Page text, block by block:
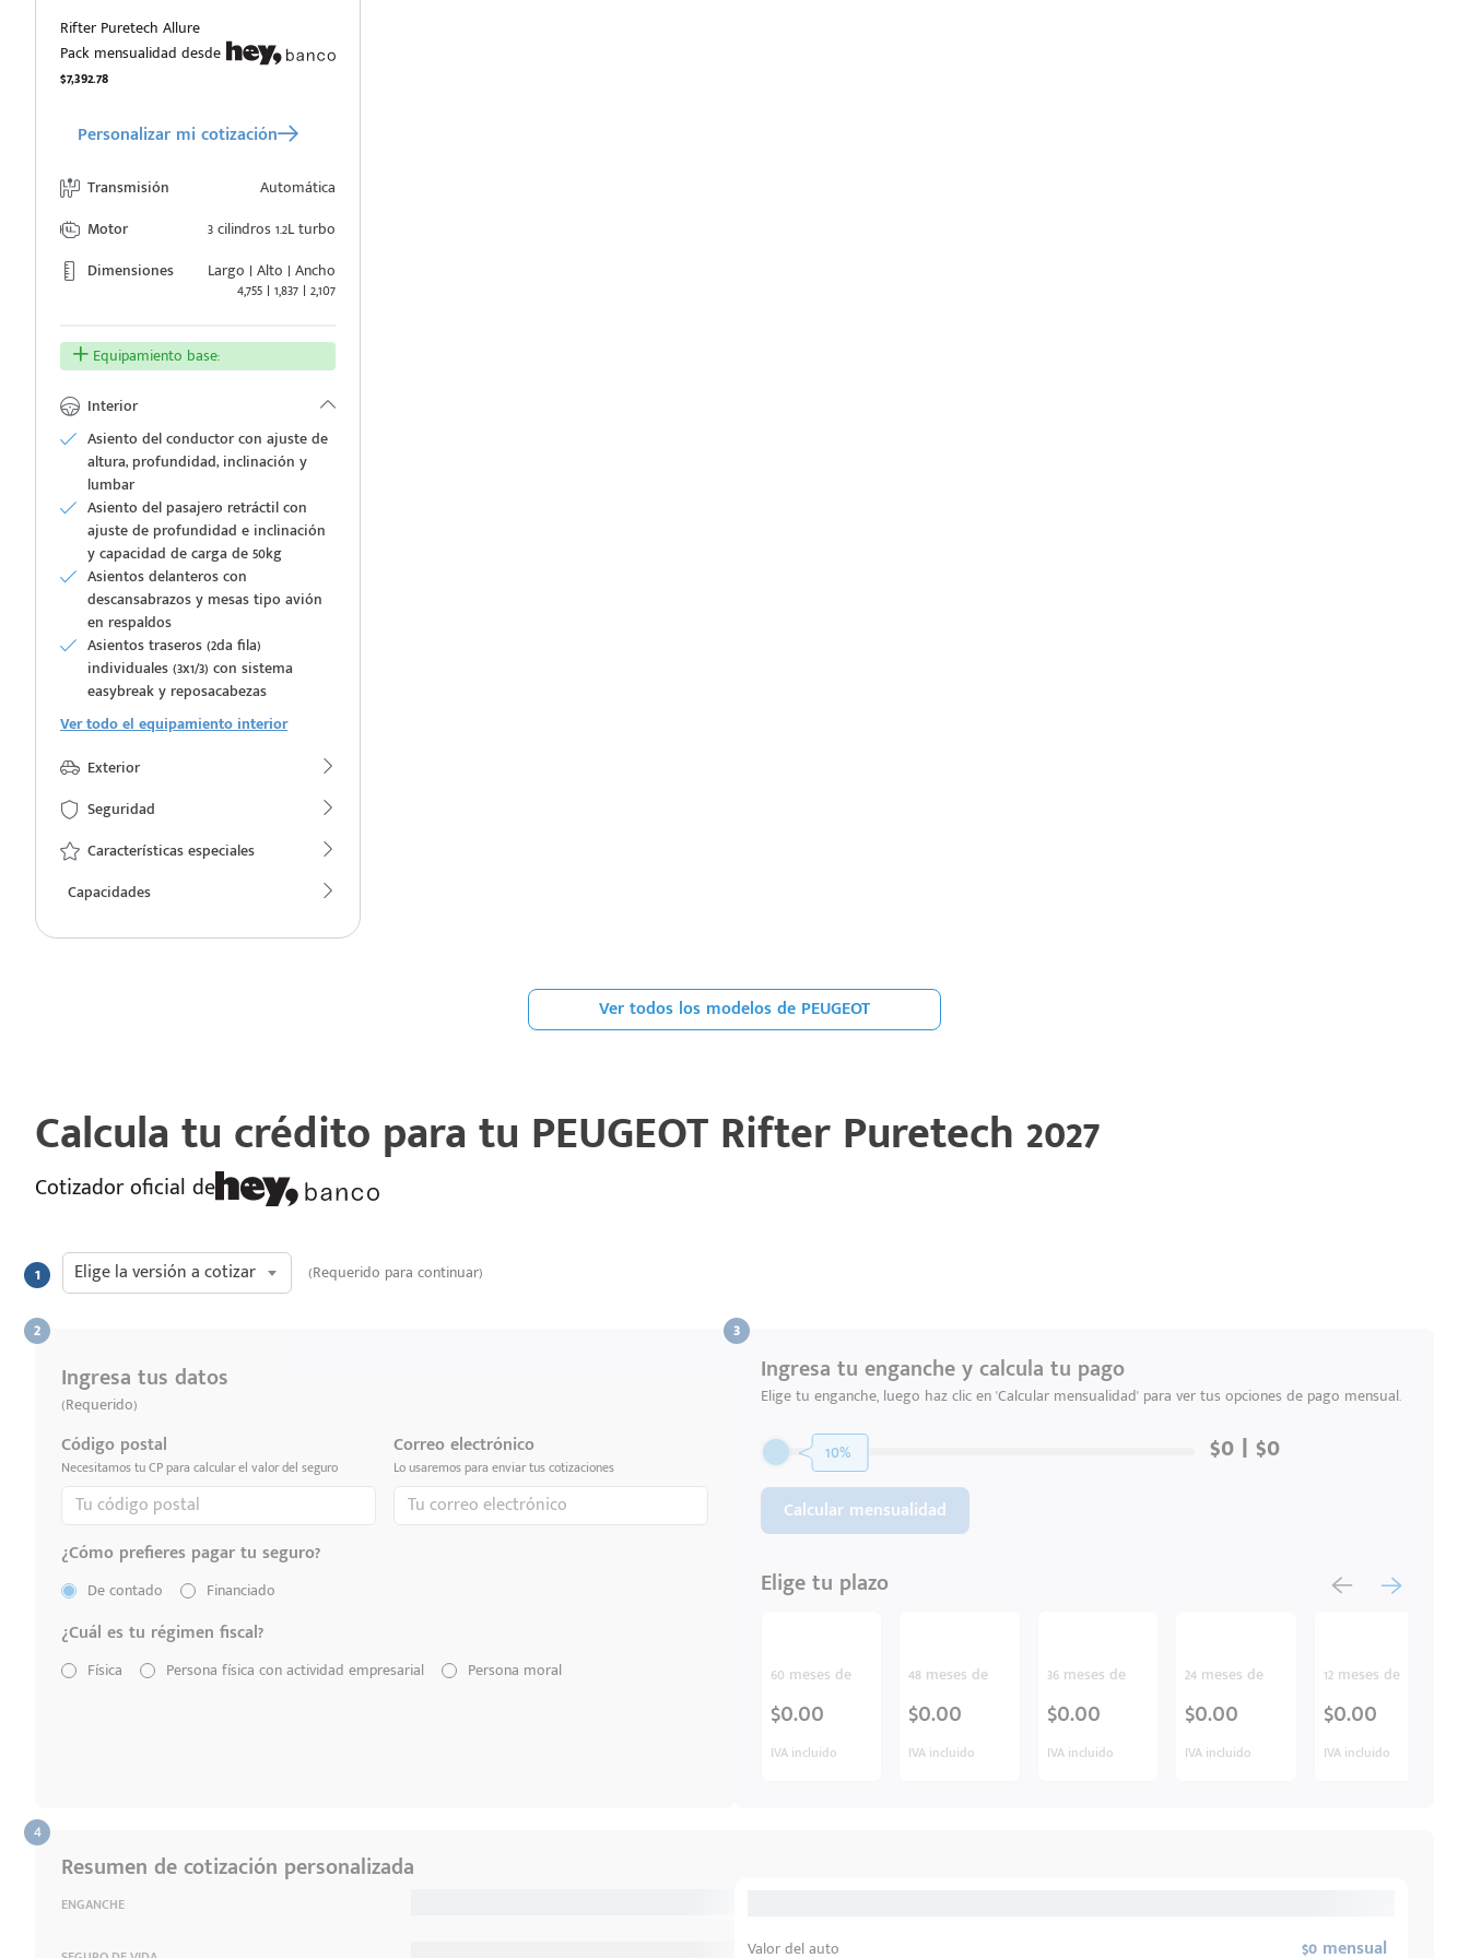
Rifter Puretech Allure
Pack mensualidad desde
$7,392.78
Personalizar mi cotización
Transmisión
Automática
Motor
3 cilindros 1.2L turbo
Dimensiones
Largo | Alto | Ancho
4,755 | 1,837 | 2,107
Equipamiento base:
Interior
Asiento del conductor con ajuste de
altura, profundidad, inclinación y
lumbar
Asiento del pasajero retráctil con
ajuste de profundidad e inclinación
y capacidad de carga de 50kg
Asientos delanteros con
descansabrazos y mesas tipo avión
en respaldos
Asientos traseros (2da fila)
individuales (3x1/3) con sistema
easybreak y reposacabezas
Ver todo el equipamiento interior
Exterior
Seguridad
Características especiales
Capacidades
Ver todos los modelos de PEUGEOT
Calcula tu crédito para tu PEUGEOT Rifter Puretech 2027
Cotizador oficial de
Elige la versión a cotizar (Requerido para continuar)
Ingresa tus datos
(Requerido)
Código postal
Necesitamos tu CP para calcular el valor del seguro
Correo electrónico
Lo usaremos para enviar tus cotizaciones
¿Cómo prefieres pagar tu seguro?
De contado Financiado
¿Cuál es tu régimen fiscal?
Física Persona física con actividad empresarial Persona moral
Ingresa tu enganche y calcula tu pago
Elige tu enganche, luego haz clic en 'Calcular mensualidad' para ver tus opciones de pago mensual.
10%
Calcular mensualidad
Elige tu plazo
60 meses de
$0.00
IVA incluido
48 meses de
$0.00
IVA incluido
36 meses de
$0.00
IVA incluido
24 meses de
$0.00
IVA incluido
12 meses de
$0.00
IVA incluido
Resumen de cotización personalizada
ENGANCHE
Valor del auto $0 mensual